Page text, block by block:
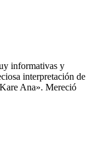
informativas y
interpretación de
Ana». Mereció